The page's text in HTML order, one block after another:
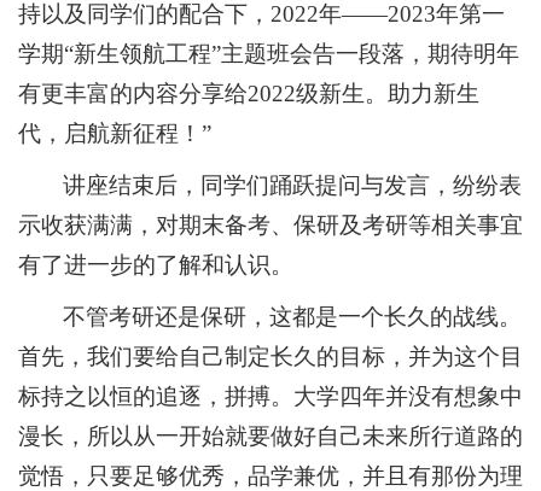
持以及同学们的配合下，2022年——2023年第一
学期“新生领航工程”主题班会告一段落，期待明年
有更丰富的内容分享给2022级新生。助力新生
代，启航新征程！”
讲座结束后，同学们踊跃提问与发言，纷纷表
示收获满满，对期末备考、保研及考研等相关事宜
有了进一步的了解和认识。
不管考研还是保研，这都是一个长久的战线。
首先，我们要给自己制定长久的目标，并为这个目
标持之以恒的追逐，拼搏。大学四年并没有想象中
漫长，所以从一开始就要做好自己未来所行道路的
觉悟，只要足够优秀，品学兼优，并且有那份为理